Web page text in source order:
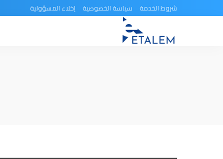
شروط الخدمة سياسة الخصوصية إخلاء المسؤولية